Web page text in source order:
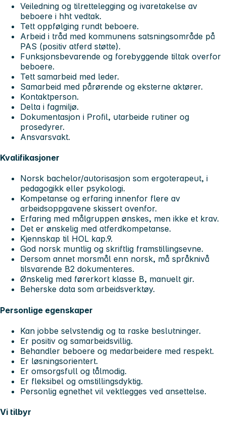
Veiledning og tilrettelegging og ivaretakelse av
beboere i hht vedtak.
Tett oppfølging rundt beboere.
Arbeid i tråd med kommunens satsningsområde på
PAS (positiv atferd støtte).
Funksjonsbevarende og forebyggende tiltak overfor
beboere.
Tett samarbeid med leder.
Samarbeid med pårørende og eksterne aktører.
Kontaktperson.
Delta i fagmiljø.
Dokumentasjon i Profil, utarbeide rutiner og
prosedyrer.
Ansvarsvakt.
Kvalifikasjoner
Norsk bachelor/autorisasjon som ergoterapeut, i
pedagogikk eller psykologi.
Kompetanse og erfaring innenfor flere av
arbeidsoppgavene skissert ovenfor.
Erfaring med målgruppen ønskes, men ikke et krav.
Det er ønskelig med atferdkompetanse.
Kjennskap til HOL kap.9.
God norsk muntlig og skriftlig framstillingsevne.
Dersom annet morsmål enn norsk, må språknivå
tilsvarende B2 dokumenteres.
Ønskelig med førerkort klasse B, manuelt gir.
Beherske data som arbeidsverktøy.
Personlige egenskaper
Kan jobbe selvstendig og ta raske beslutninger.
Er positiv og samarbeidsvillig.
Behandler beboere og medarbeidere med respekt.
Er løsningsorientert.
Er omsorgsfull og tålmodig.
Er fleksibel og omstillingsdyktig.
Personlig egnethet vil vektlegges ved ansettelse.
Vi tilbyr